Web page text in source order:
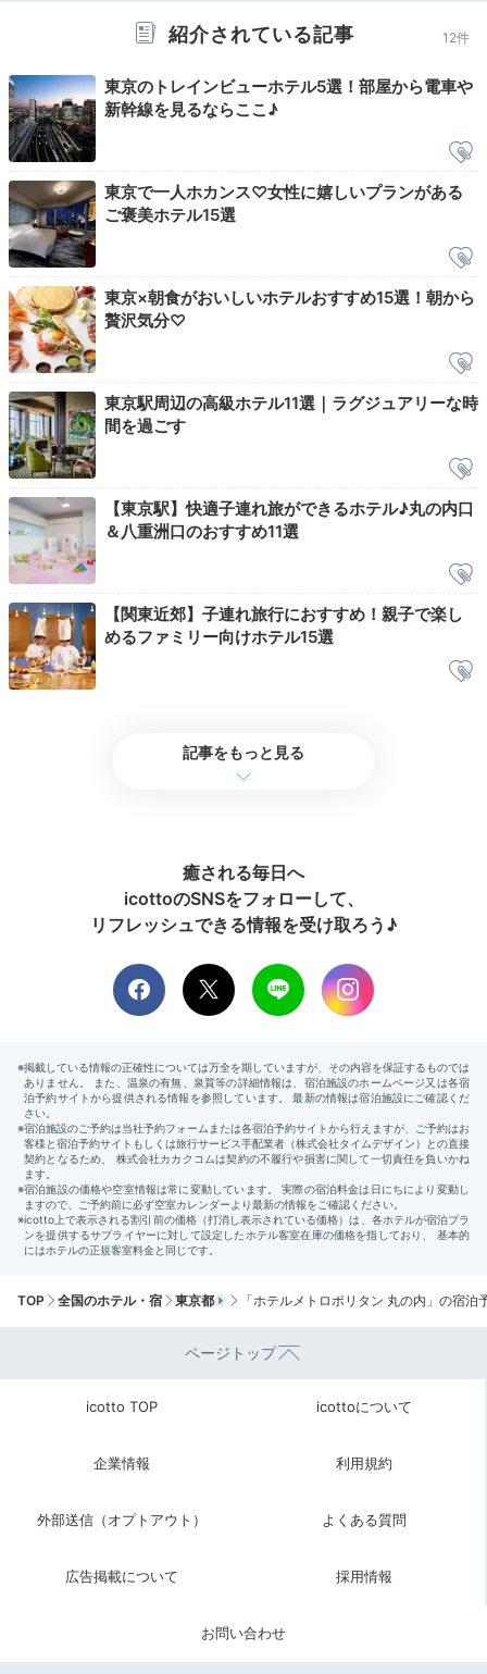
朝食後はお部屋でコーヒーを淹れて、景色を眺めながら
のんびり過ごしてはいかが。チェックアウトは12時で
すが、少し早めに出発して観光を楽しむのもおすすめで
す。
bornfreeonekiss520
夜とはまた違った朝の東京駅の様⼦を眺めて過ごしまし
Sightseeing
12:00 ホテルから電車と徒歩で約60分
東京駅から鎌倉駅までは乗り換えなしで楽々アクセスで
きます。美しい神社仏閣やおしゃれなカフェをめぐった
り、江の島まで足を伸ばしたり。プチトリップを楽しん
で。
bornfreeonekiss520
東京駅からJR横須賀線で1本の鎌倉へ。「高徳院」で鎌
Return trip
旅を満喫して帰路へ
行き交う電車やきらめく夜景を眺めながら、ゆっくりと
観光にも便利です。非日常的な空間で週末旅を楽しんで
紹介されている記事 12件
東京のトレインビューホテル5選！部屋から電車や
新幹線を見るならここ♪
東京で一人ホカンス♡女性に嬉しいプランがある
ご褒美ホテル15選
東京×朝食がおいしいホテルおすすめ15選！朝から
贅沢気分♡
東京駅周辺の高級ホテル11選｜ラグジュアリーな時
間を過ごす
【東京駅】快適子連れ旅ができるホテル♪丸の内口
＆八重洲口のおすすめ11選
【関東近郊】子連れ旅行におすすめ！親子で楽し
めるファミリー向けホテル15選
記事をもっと見る
癒される毎日へ
icottoのSNSをフォローして、
リフレッシュできる情報を受け取ろう♪
TOP 全国のホテル・宿 東京都 「ホテルメトロポリタン 丸の内」の宿泊
ページトップ
icotto TOP icottoについて
企業情報 利用規約
外部送信（オプトアウト） よくある質問
広告掲載について 採用情報
お問い合わせ